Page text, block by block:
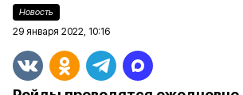
Новость
29 января 2022, 10:16